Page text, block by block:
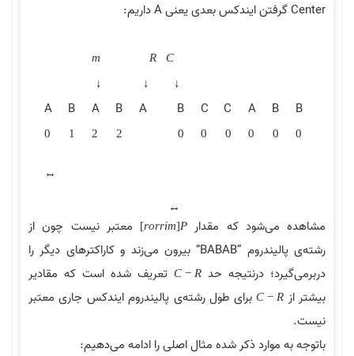
Center گرفتن ایندکس بعدی یعنی A داریم:
C
R
m
↓
↓
↓
B
B
A
C
C
B
A
B
A
B
A
0
0
0
0
0
0
2
2
1
0
↔
↔
مشاهده می‌شود که مقدار P
[
m
i
r
r
o
r
]
معتبر نیست چون از
رشته‌ی پالیندروم “BABAB” بیرون می‌زند و کاراکترهای دیگر را
دربرمی‌گیرد؛ درنتیجه حد R
−
C تعریف شده است که مقادیر
بیشتر از R
−
Cبرای طول رشته‌ی پالیندروم ایندکس جاری معتبر
نیست.
باتوجه به موارد ذکر شده مثال اصلی را ادامه می‌دهیم: